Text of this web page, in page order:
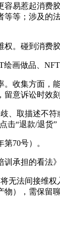
惹起消费
等；涉及
碰到消费
做品、NFT
集方面，
意诉讼时效刻
取描述不
“退款/退货
70号）。
承担的看法》
法间接维
），需保